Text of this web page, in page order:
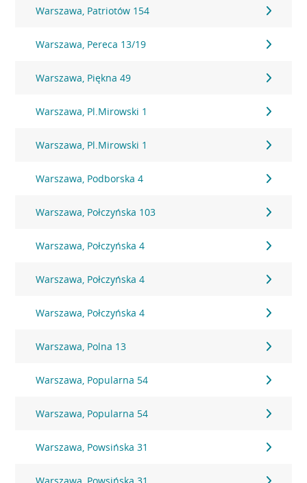
Warszawa, Patriotów 154
Warszawa, Pereca 13/19
Warszawa, Piękna 49
Warszawa, Pl.Mirowski 1
Warszawa, Pl.Mirowski 1
Warszawa, Podborska 4
Warszawa, Połczyńska 103
Warszawa, Połczyńska 4
Warszawa, Połczyńska 4
Warszawa, Połczyńska 4
Warszawa, Polna 13
Warszawa, Popularna 54
Warszawa, Popularna 54
Warszawa, Powsińska 31